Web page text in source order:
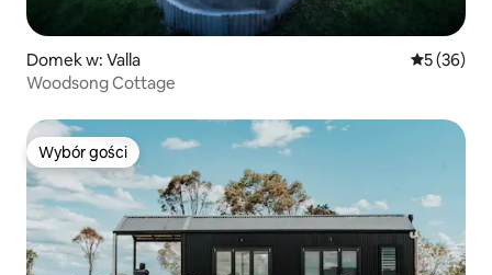
Domek w: Valla Średnia
5 (36)
Woodsong Cottage
Wybór gości
Wybór gości